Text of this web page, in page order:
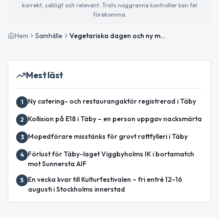
korrekt, sakligt och relevant. Trots noggranna kontroller kan fel
förekomma.
Hem Samhälle Vegetariska dagen och ny mobil övervakning i Täby
Mest läst
1 Ny catering- och restaurangaktör registrerad i Täby
2 Kollision på E18 i Täby – en person uppgav nacksmärta
3 Mopedförare misstänks för grovt rattfylleri i Täby
4
Förlust för Täby-laget Viggbyholms IK i bortamatch
mot Sunnersta AIF
5
En vecka kvar till Kulturfestivalen – fri entré 12–16
augusti i Stockholms innerstad